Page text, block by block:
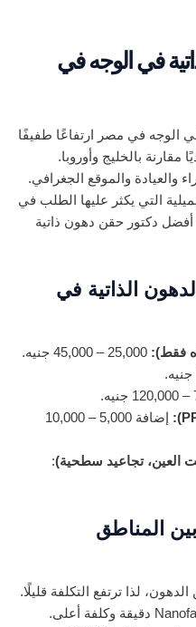
في الوجه في
الوجه في مصر ارتفاعًا طفيفًا
مقارنة بالخليج وأوروبا.
والعيادة والموقع الجغرافي.
التي يكثر عليها الطلب في
أفضل دكتور حقن دهون ذاتية
الذاتية في
فقط):
إضافة 5,000 – 10,000
:
المناطق
لذا ترتفع التكلفة قليلًا.